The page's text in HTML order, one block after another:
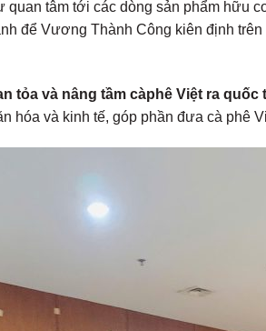
quan tâm tới các dòng sản phẩm hữu
để Vương Thành Công kiên định
tỏa và nâng tầm càphê Việt ra quốc
hóa và kinh tế, góp phần đưa cà phê